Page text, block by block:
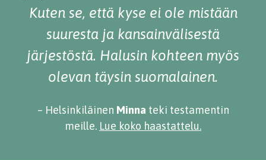
Kuten se, että kyse ei ole mistään
suuresta ja kansainvälisestä
järjestöstä. Halusin kohteen myös
olevan täysin suomalainen.
– Helsinkiläinen Minna teki testamentin
meille. Lue koko haastattelu.